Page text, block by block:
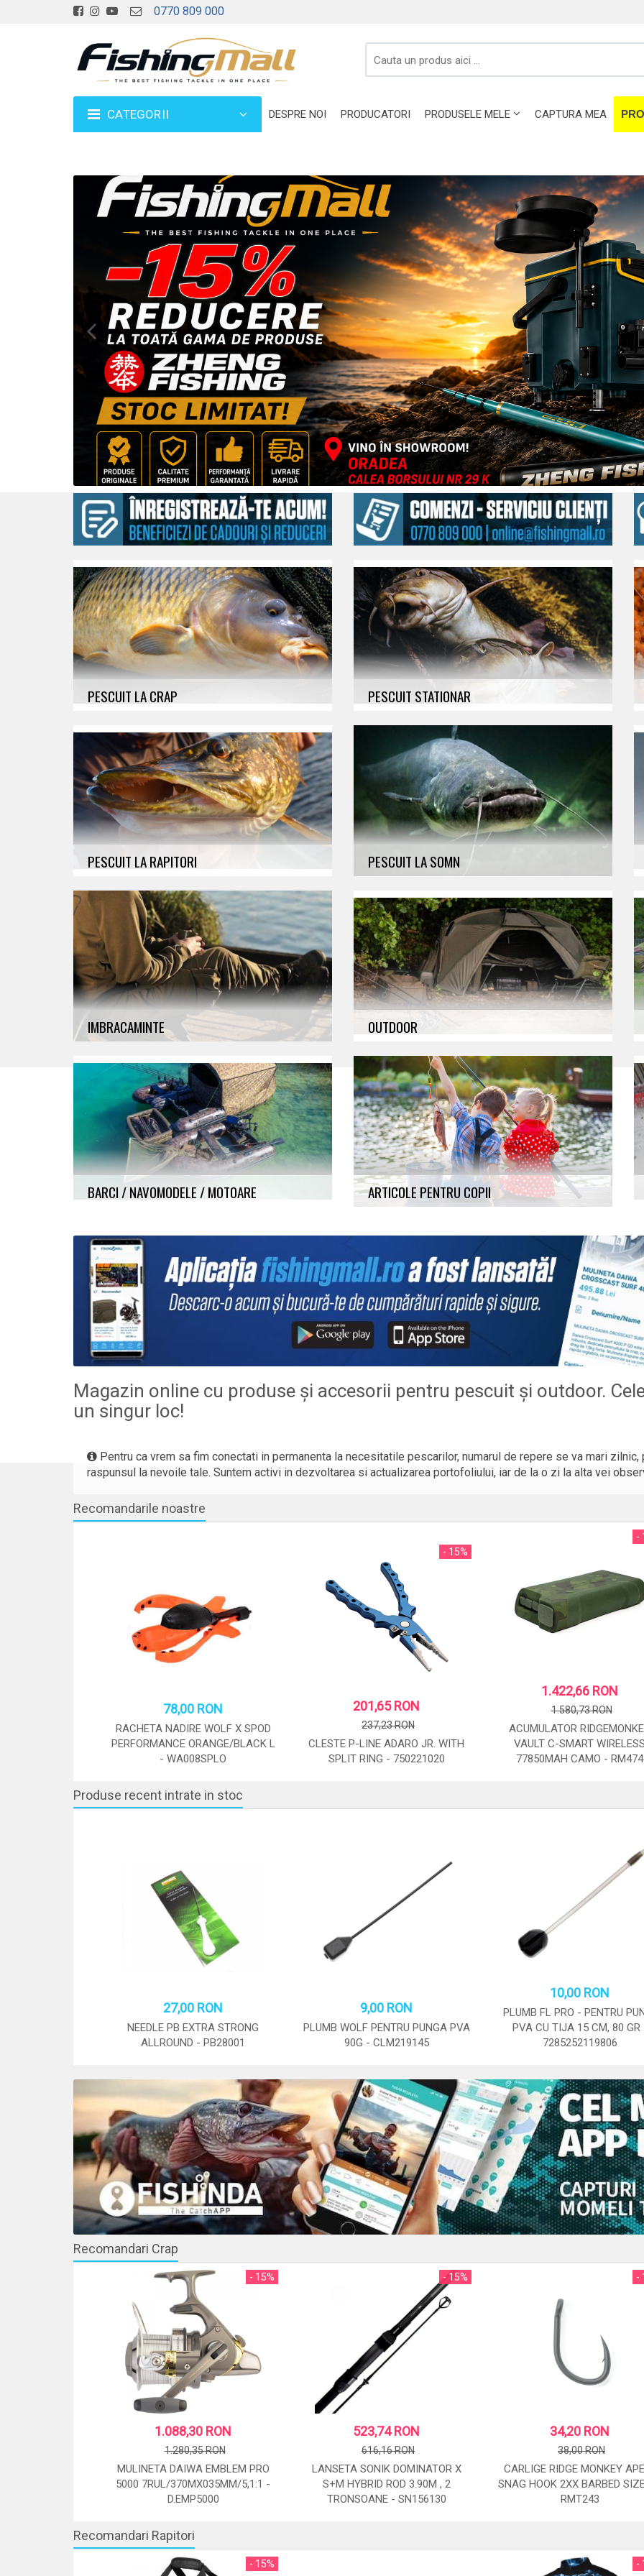
0770 809 000
CATEGORII DESPRE NOI PRODUCATORI PRODUSELE MELE CAPTURA MEA
PESCUIT LA CRAP
Accesorii monturi, Nadire Marcare, Fire
PESCUIT STATIONAR
Nadire, Carlige, Fire, Diverse
PESCUIT LA RAPITORI
Mulineta), Naluci, Accesorii
PESCUIT LA SOMN
Accesorii, Diverse
IMBRACAMINTE OUTDOOR
izoterme, Aragaz / Butelii / Incalzitoare, Altele
BARCI / NAVOMODELE / MOTOARE ARTICOLE PENTRU COPII
Magazin online cu produse și accesorii pentru pescuit și outdoor.
un singur loc!
Pentru ca vrem sa fim conectati in permanenta la necesitatile pescarilor, numarul de repere se va mari
raspunsul la nevoile tale. Suntem activi in dezvoltarea si actualizarea portofoliului, iar de la o zi la alta vei
Recomandarile noastre
78,00 RON
RACHETA NADIRE WOLF X SPOD
PERFORMANCE ORANGE/BLACK L
- WA008SPLO
- 15%
201,65 RON
237,23 RON
CLESTE P-LINE ADARO JR. WITH
SPLIT RING - 750221020
-
1.422,66 RON
1.580,73 RON
ACUMULATOR
VAULT C-SMART
77850MAH CAMO - RM474
Produse recent intrate in stoc
27,00 RON
NEEDLE PB EXTRA STRONG
ALLROUND - PB28001
9,00 RON
PLUMB WOLF PENTRU PUNGA PVA
90G - CLM219145
10,00 RON
PLUMB FL PRO - PENTRU
PVA CU TIJA 15 CM, 80 GR
7285252119806
Recomandari Crap
- 15%
1.088,30 RON
1.280,35 RON
MULINETA DAIWA EMBLEM PRO
5000 7RUL/370MX035MM/5,1:1 -
D.EMP5000
- 15%
523,74 RON
616,16 RON
LANSETA SONIK DOMINATOR X
S+M HYBRID ROD 3.90M , 2
TRONSOANE - SN156130
-
34,20 RON
38,00 RON
CARLIGE RIDGE MONKEY
SNAG HOOK 2XX BARBED
RMT243
Recomandari Rapitori
- 15% -